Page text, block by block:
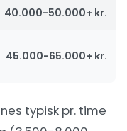
40.000-50.000+ kr.
45.000-65.000+ kr.
typisk pr. time